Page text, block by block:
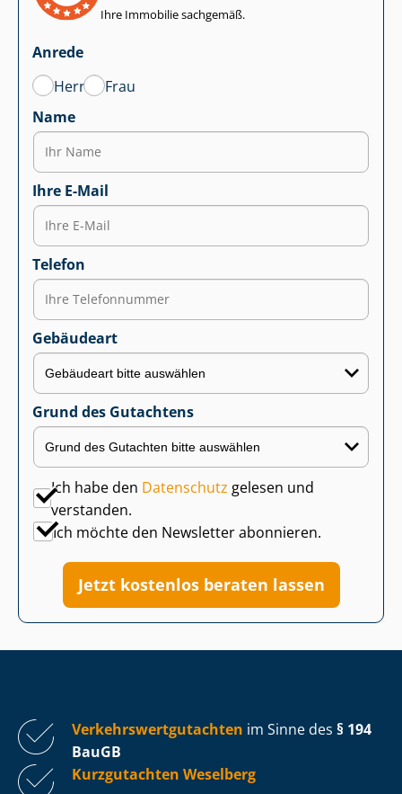
Ihre Immobilie sachgemäß.
Anrede
Herr
Frau
Name
Ihre E-Mail
Telefon
Gebäudeart
Grund des Gutachtens
Ich habe den Datenschutz gelesen und
verstanden.
Ich möchte den Newsletter abonnieren.
Jetzt kostenlos beraten lassen
Ver­kehrs­wert­gut­ach­ten im Sinne des § 194
BauGB
Kurzgutachten Weselberg